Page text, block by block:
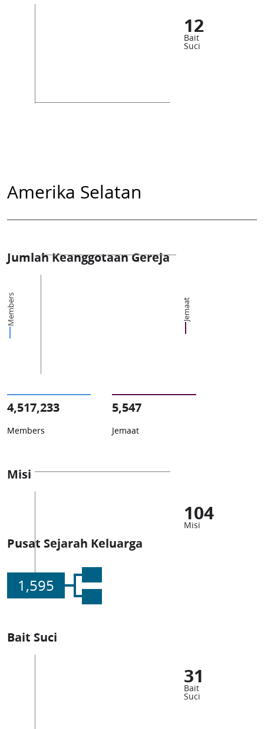
12
Bait
Suci
Amerika Selatan
Jumlah Keanggotaan Gereja
Members Jemaat
4,517,233
Members
5,547
Jemaat
Misi
104
Misi
Pusat Sejarah Keluarga
1,595
Bait Suci
31
Bait
Suci